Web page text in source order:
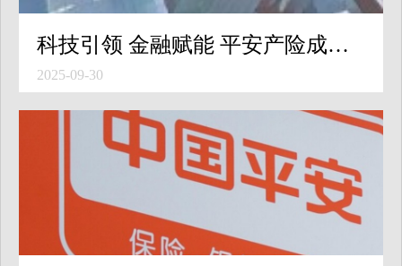
科技引领 金融赋能 平安产险成功举办乡村振兴（长沙）论坛
2025-09-30